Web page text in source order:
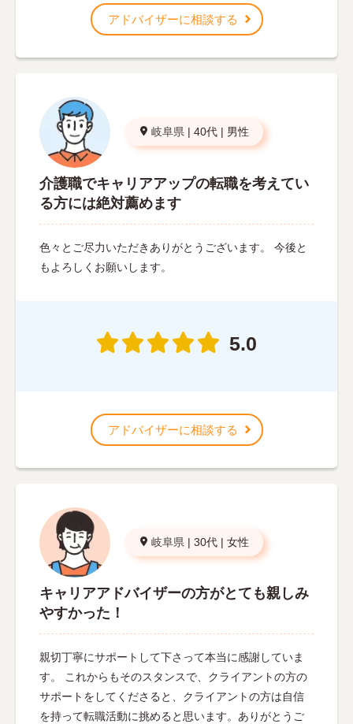
アドバイザーに相談する
岐阜県 | 40代 | 男性
介護職でキャリアアップの転職を考えてい
る方には絶対薦めます
色々とご尽力いただきありがとうございます。 今後と
もよろしくお願いします。
5.0
アドバイザーに相談する
岐阜県 | 30代 | 女性
キャリアアドバイザーの方がとても親しみ
やすかった！
親切丁寧にサポートして下さって本当に感謝していま
す。 これからもそのスタンスで、クライアントの方の
サポートをしてくださると、クライアントの方は自信
を持って転職活動に挑めると思います。ありがとうご